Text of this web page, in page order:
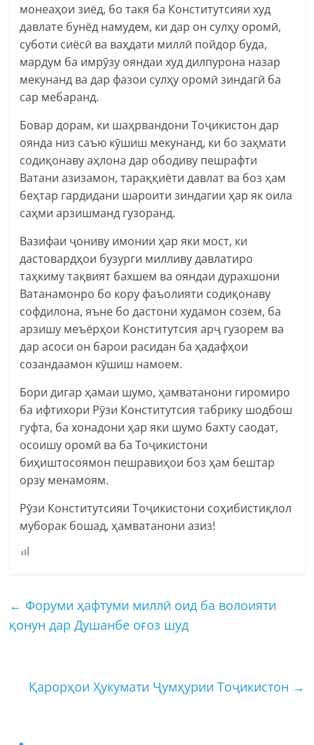
монеаҳои зиёд, бо такя ба Конститутсияи худ
давлате бунёд намудем, ки дар он сулҳу оромӣ,
суботи сиёсӣ ва ваҳдати миллӣ пойдор буда,
мардум ба имрӯзу ояндаи худ дилпурона назар
мекунанд ва дар фазои сулҳу оромӣ зиндагӣ ба
сар мебаранд.
Бовар дорам, ки шаҳрвандони Тоҷикистон дар
оянда низ саъю кӯшиш мекунанд, ки бо заҳмати
содиқонаву аҳлона дар ободиву пешрафти
Ватани азизамон, тараққиёти давлат ва боз ҳам
беҳтар гардидани шароити зиндагии ҳар як оила
саҳми арзишманд гузоранд.
Вазифаи ҷониву имонии ҳар яки мост, ки
дастовардҳои бузурги милливу давлатиро
таҳкиму тақвият бахшем ва ояндаи дурахшони
Ватанамонро бо кору фаъолияти содиқонаву
софдилона, яъне бо дастони худамон созем, ба
арзишу меъёрҳои Конститутсия арҷ гузорем ва
дар асоси он барои расидан ба ҳадафҳои
созандаамон кӯшиш намоем.
Бори дигар ҳамаи шумо, ҳамватанони гиромиро
ба ифтихори Рӯзи Конститутсия табрику шодбош
гуфта, ба хонадони ҳар яки шумо бахту саодат,
осоишу оромӣ ва ба Тоҷикистони
биҳиштосоямон пешравиҳои боз ҳам бештар
орзу менамоям.
Рӯзи Конститутсияи Тоҷикистони соҳибистиқлол
муборак бошад, ҳамватанони азиз!
← Форуми ҳафтуми миллӣ оид ба волоияти
қонун дар Душанбе оғоз шуд
Қарорҳои Ҳукумати Ҷумҳурии Тоҷикистон →